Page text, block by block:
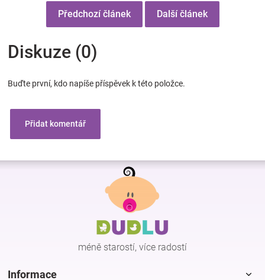
Předchozí článek Další článek
Diskuze (0)
Buďte první, kdo napíše příspěvek k této položce.
Přidat komentář
Z
méně starostí, více radostí
Informace